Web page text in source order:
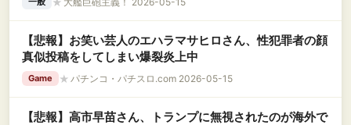
【悲報】お笑い芸人のエハラマサヒロさん、性犯罪者の顔
真似投稿をしてしまい爆裂炎上中
Game ★ パチンコ・パチスロ.com 2026-05-15
【悲報】高市早苗さん、トランプに無視されたのが海外で